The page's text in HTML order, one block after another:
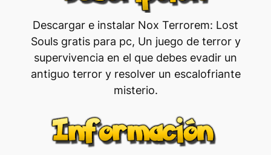
Descargar e instalar Nox Terrorem: Lost
Souls gratis para pc, Un juego de terror y
supervivencia en el que debes evadir un
antiguo terror y resolver un escalofriante
misterio.